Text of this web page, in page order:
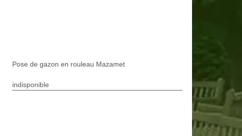
Pose de gazon en rouleau Mazamet
indisponible